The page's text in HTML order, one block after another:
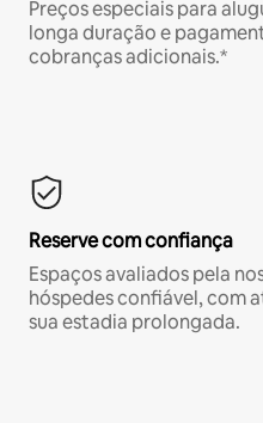
Preços especiais para
longa duração e
cobranças adicionais.*
Reserve com confiança
Espaços avaliados pela
hóspedes confiável, com
sua estadia prolongada.